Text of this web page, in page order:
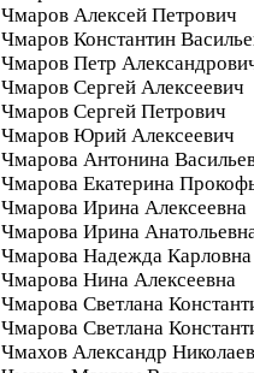
Чмаров Алексей Петрович
Чмаров Константин
Чмаров Петр
Чмаров Сергей Алексеевич
Чмаров Сергей Петрович
Чмаров Юрий Алексеевич
Чмарова Антонина
Чмарова Екатерина
Чмарова Ирина Алексеевна
Чмарова Ирина
Чмарова Надежда Карловна
Чмарова Нина Алексеевна
Чмарова Светлана
Чмарова Светлана
Чмахов Александр